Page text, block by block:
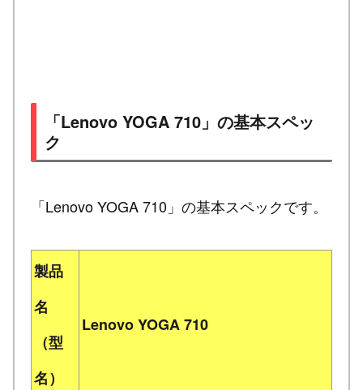
「Lenovo YOGA 710」の基本スペッ
ク
「Lenovo YOGA 710」の基本スペックです。
製品
名
（型
名）
Lenovo YOGA 710